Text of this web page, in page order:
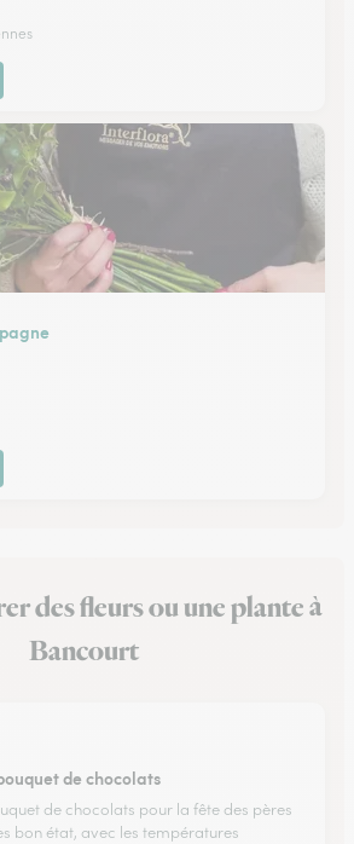
des fleurs ou une plante à
Bancourt
de chocolats
de chocolats pour la fête des pères
bon état, avec les températures